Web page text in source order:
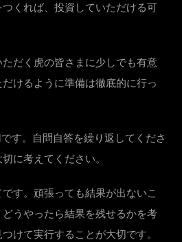
くれば、投資していただける可
だく虎の皆さまに少しでも有意
けるように準備は徹底的に行っ
す。自問自答を繰り返してくださ
に考えてください。
す。頑張っても結果が出ないこ
うやったら結果を残せるかを考
けて実行することが大切です。